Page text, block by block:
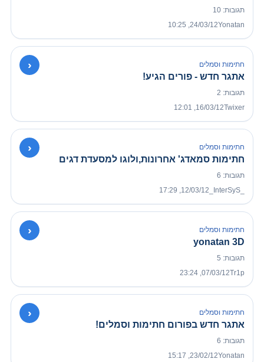
תגובות: 10
Yonatan
24/03/12, 10:25
› חתימות וסמלים
אתגר חדש - פורים הגיע!
תגובות: 2
Twixer
16/03/12, 12:01
› חתימות וסמלים
חתימות סמאדג' אחרונות,ולוגו למסעדת דגים
תגובות: 6
12/03/12, 17:29
› חתימות וסמלים
yonatan 3D
תגובות: 5
Tr1p
07/03/12, 23:24
› חתימות וסמלים
אתגר חדש בפורום חתימות וסמלים!
תגובות: 6
Yonatan
23/02/12, 15:17